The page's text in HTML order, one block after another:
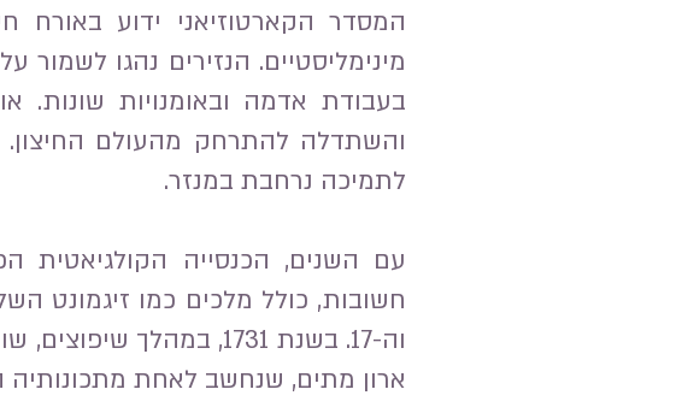
המסדר הקארטוזיאני ידוע באורח
מינימליסטיים. הנזירים נהגו
בעבודת אדמה ובאומנויות שונות.
והשתדלה להתרחק מהעולם החיצון.
לתמיכה נרחבת במנזר.
עם השנים, הכנסייה הקולגיאטית
וה-17. בשנת 1731,
ארון מתים, שנחשב לאחת מתכונותיה